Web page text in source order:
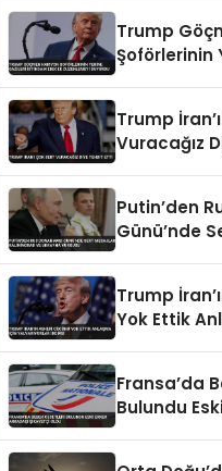
Trump
Şoförlerinin
Trump
Vuracağız
Putin’den
Günü’nde
Trump
Yok Ettik
Fransa’da
Bulundu